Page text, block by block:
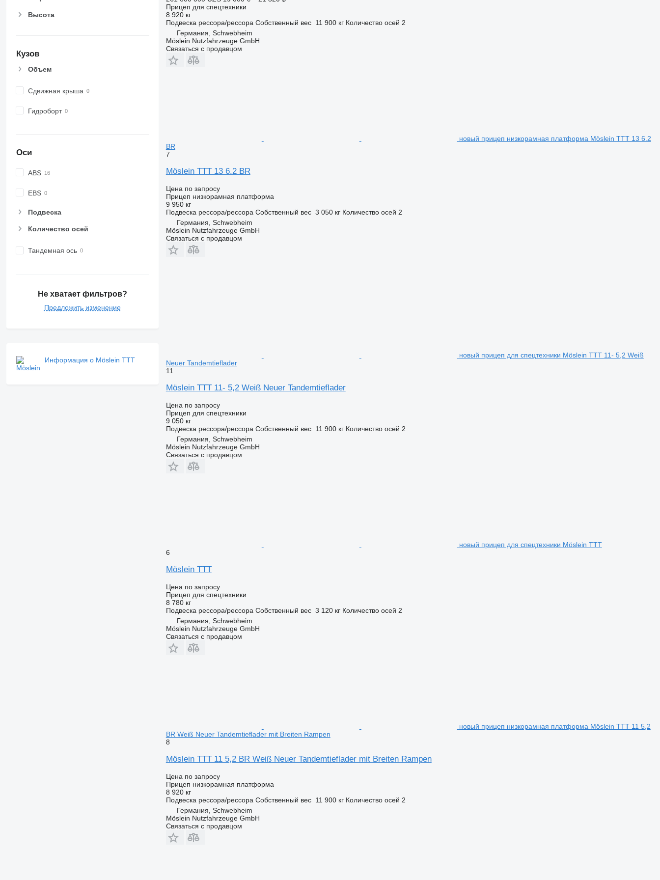
Высота
Кузов
Объем
Сдвижная крыша
Гидроборт
Оси
ABS
EBS
Подвеска
Количество осей
Тандемная ось
Не хватает фильтров?
Предложить изменение
Информация о Möslein TTT
Прицеп для спецтехники
8 920 кг
Подвеска рессора/рессора Собственный вес 11 900 кг Количество осей 2
Германия, Schwebheim
Möslein Nutzfahrzeuge GmbH
Связаться с продавцом
новый прицеп низкорамная платформа Möslein TTT 13 6.2
BR
7
Möslein TTT 13 6.2 BR
Цена по запросу
Прицеп низкорамная платформа
9 950 кг
Подвеска рессора/рессора Собственный вес 3 050 кг Количество осей 2
Германия, Schwebheim
Möslein Nutzfahrzeuge GmbH
Связаться с продавцом
новый прицеп для спецтехники Möslein TTT 11- 5,2 Weiß
Neuer Tandemtieflader
11
Möslein TTT 11- 5,2 Weiß Neuer Tandemtieflader
Цена по запросу
Прицеп для спецтехники
9 050 кг
Подвеска рессора/рессора Собственный вес 11 900 кг Количество осей 2
Германия, Schwebheim
Möslein Nutzfahrzeuge GmbH
Связаться с продавцом
новый прицеп для спецтехники Möslein TTT
6
Möslein TTT
Цена по запросу
Прицеп для спецтехники
8 780 кг
Подвеска рессора/рессора Собственный вес 3 120 кг Количество осей 2
Германия, Schwebheim
Möslein Nutzfahrzeuge GmbH
Связаться с продавцом
новый прицеп низкорамная платформа Möslein TTT 11 5,2
BR Weiß Neuer Tandemtieflader mit Breiten Rampen
8
Möslein TTT 11 5,2 BR Weiß Neuer Tandemtieflader mit Breiten Rampen
Цена по запросу
Прицеп низкорамная платформа
8 920 кг
Подвеска рессора/рессора Собственный вес 11 900 кг Количество осей 2
Германия, Schwebheim
Möslein Nutzfahrzeuge GmbH
Связаться с продавцом